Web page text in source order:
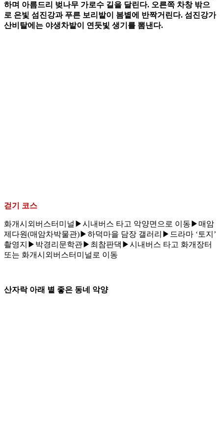
하며 아름드리 벚나무 가로수 길을 달린다. 오른쪽 차창 밖으
로 은빛 섬진강과 푸른 보리밭이 봄볕에 반짝거린다. 섬진강가
산비탈에는 야생차밭이 연둣빛 생기를 뽐낸다.
걷기 코스
화개시외버스터미널▶시내버스 타고 악양면으로 이동▶매암
제다원(매암차박물관)▶하덕마을 담장 갤러리▶드라마 ‘토지’
촬영지▶박경리문학관▶최참판댁▶시내버스 타고 화개장터
또는 화개시외버스터미널로 이동
산자락 아래 볕 좋은 동네 악양